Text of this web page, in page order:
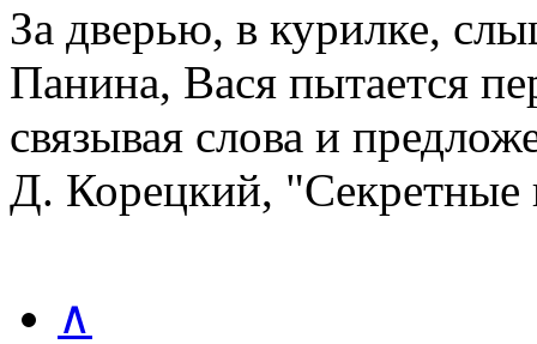
За дверью, в курилке,
Панина, Вася пытается
связывая слова и
Д. Корецкий, "Секретные
∧